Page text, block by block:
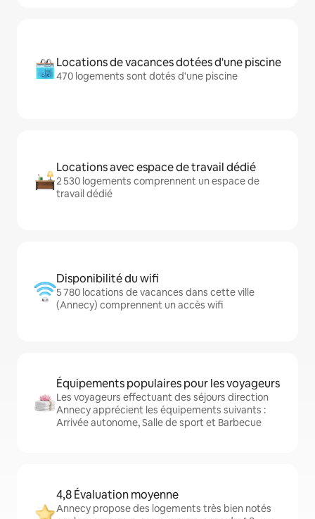
Locations de vacances dotées d'une piscine
470 logements sont dotés d'une piscine
Locations avec espace de travail dédié
2 530 logements comprennent un espace de
travail dédié
Disponibilité du wifi
5 780 locations de vacances dans cette ville
(Annecy) comprennent un accès wifi
Équipements populaires pour les voyageurs
Les voyageurs effectuant des séjours direction
Annecy apprécient les équipements suivants :
Arrivée autonome, Salle de sport et Barbecue
4,8 Évaluation moyenne
Annecy propose des logements très bien notés